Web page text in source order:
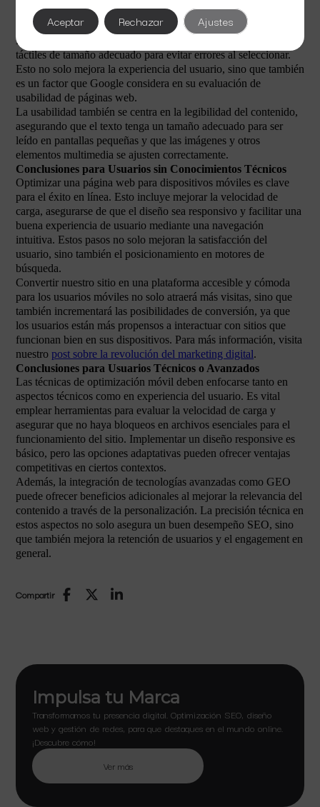
Una navegación intuitiva es esencial en el SEO para móviles.
Los menús deben ser fáciles de usar y accesibles, con botones
táctiles de tamaño adecuado para evitar errores al seleccionar.
Esto no solo mejora la experiencia del usuario, sino que también
es un factor que Google considera en su evaluación de
usabilidad de páginas web.
La usabilidad también se centra en la legibilidad del contenido,
asegurando que el texto tenga un tamaño adecuado para ser
leído en pantallas pequeñas y que las imágenes y otros
elementos multimedia se ajusten correctamente.
Conclusiones para Usuarios sin Conocimientos Técnicos
Optimizar una página web para dispositivos móviles es clave
para el éxito en línea. Esto incluye mejorar la velocidad de
carga, asegurarse de que el diseño sea responsivo y facilitar una
buena experiencia de usuario mediante una navegación
intuitiva. Estos pasos no solo mejoran la satisfacción del
usuario, sino también el posicionamiento en motores de
búsqueda.
Convertir nuestro sitio en una plataforma accesible y cómoda
para los usuarios móviles no solo atraerá más visitas, sino que
también incrementará las posibilidades de conversión, ya que
los usuarios están más propensos a interactuar con sitios que
funcionan bien en sus dispositivos. Para más información, visita
nuestro post sobre la revolución del marketing digital.
Conclusiones para Usuarios Técnicos o Avanzados
Las técnicas de optimización móvil deben enfocarse tanto en
aspectos técnicos como en experiencia del usuario. Es vital
emplear herramientas para evaluar la velocidad de carga y
asegurar que no haya bloqueos en archivos esenciales para el
funcionamiento del sitio. Implementar un diseño responsive es
básico, pero las opciones adaptativas pueden ofrecer ventajas
competitivas en ciertos contextos.
Además, la integración de tecnologías avanzadas como GEO
puede ofrecer beneficios adicionales al mejorar la relevancia del
contenido a través de la personalización. La precisión técnica en
estos aspectos no solo asegura un buen desempeño SEO, sino
que también mejora la retención de usuarios y el engagement en
general.
Compartir
Impulsa tu Marca
Transformamos tu presencia digital. Optimización SEO, diseño
web y gestión de redes, para que destaques en el mundo online.
¡Descubre cómo!
Ver más
Aceptar Rechazar Ajustes